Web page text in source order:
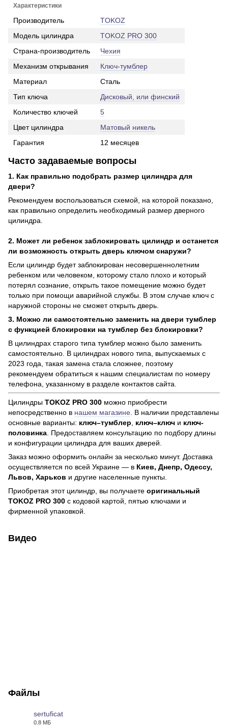
Характеристики
Производитель
TOKOZ
Модель цилиндра
TOKOZ PRO 300
Страна-производитель
Чехия
Механизм открывания
Ключ-тумблер
Материал
Сталь
Тип ключа
Дисковый, или финский
Количество ключей
5
Цвет цилиндра
Матовый никель
Гарантия
12 месяцев
Часто задаваемые вопросы
1. Как правильно подобрать размер цилиндра для
двери?
Рекомендуем воспользоваться схемой, на которой показано,
как правильно определить необходимый размер дверного
цилиндра.
2. Может ли ребенок заблокировать цилиндр и останется
ли возможность открыть дверь ключом снаружи?
Если цилиндр будет заблокирован несовершеннолетним
ребенком или человеком, которому стало плохо и который
потерял сознание, открыть такое помещение можно будет
только при помощи аварийной службы. В этом случае ключ с
наружной стороны не сможет открыть дверь.
3. Можно ли самостоятельно заменить на двери тумблер
с функцией блокировки на тумблер без блокировки?
В цилиндрах старого типа тумблер можно было заменить
самостоятельно. В цилиндрах нового типа, выпускаемых с
2023 года, такая замена стала сложнее, поэтому
рекомендуем обратиться к нашим специалистам по номеру
телефона, указанному в разделе контактов сайта.
Цилиндры TOKOZ PRO 300 можно приобрести
непосредственно в нашем магазине . В наличии представлены
основные варианты: ключ–тумблер ключ–ключ и ключ-
половинка . Предоставляем консультацию по подбору длины
и конфигурации цилиндра для ваших дверей.
Заказ можно оформить онлайн за несколько минут. Доставка
осуществляется по всей Украине — в Киев, Днепр, Одессу,
Львов, Харьков и другие населенные пункты.
Приобретая этот цилиндр, вы получаете оригинальный
TOKOZ PRO 300 с кодовой картой, пятью ключами и
фирменной упаковкой.
Видео
Файлы
sertuficat
0.8 МБ